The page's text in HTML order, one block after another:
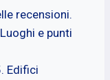
recensioni.
e punti
Edifici